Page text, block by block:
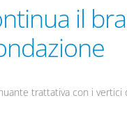
il
trattativa con i vertici